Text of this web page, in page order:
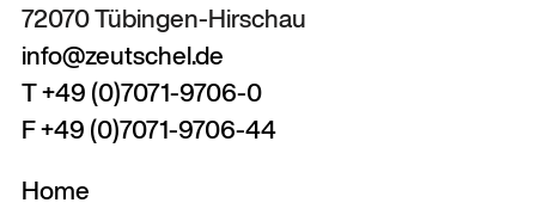
72070 Tübingen-Hirschau
info@zeutschel.de
T +49 (0)7071-9706-0
F +49 (0)7071-9706-44
Home